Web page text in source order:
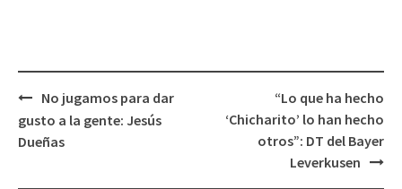
Post
navigation
No jugamos para dar
gusto a la gente: Jesús
Dueñas
“Lo que ha hecho
‘Chicharito’ lo han hecho
otros”: DT del Bayer
Leverkusen